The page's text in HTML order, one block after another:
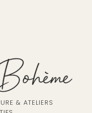
& ATELIERS